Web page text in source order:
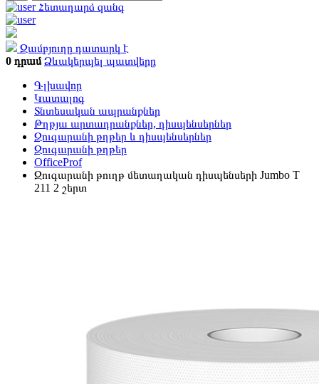
Հետադարձ զանգ
Զամբյուղը դատարկ է
0 դրամ Ձևակերպել պատվերը
Գլխավոր
Կատալոգ
Տնտեսական ապրանքներ
Թղթյա արտադրանքներ, դիսպենսերներ
Զուգարանի թղթեր և դիսպենսերներ
Զուգարանի թղթեր
OfficeProf
Զուգարանի թուղթ մետաղական դիսպենսերի Jumbo T
211 2 շերտ